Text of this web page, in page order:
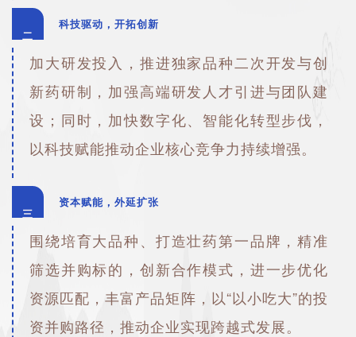
二
科技驱动，开拓创新
加大研发投入，推进独家品种二次开发与创
新药研制，加强高端研发人才引进与团队建
设；同时，加快数字化、智能化转型步伐，
以科技赋能推动企业核心竞争力持续增强。
三
资本赋能，外延扩张
围绕培育大品种、打造壮药第一品牌，精准
筛选并购标的，创新合作模式，进一步优化
资源匹配，丰富产品矩阵，以“以小吃大”的投
资并购路径，推动企业实现跨越式发展。